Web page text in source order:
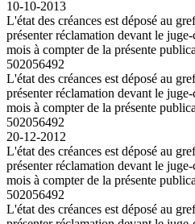
10-10-2013
L'état des créances est déposé au
présenter réclamation devant le
mois à compter de la présente
502056492
L'état des créances est déposé au
présenter réclamation devant le
mois à compter de la présente
502056492
20-12-2012
L'état des créances est déposé au
présenter réclamation devant le
mois à compter de la présente
502056492
L'état des créances est déposé au